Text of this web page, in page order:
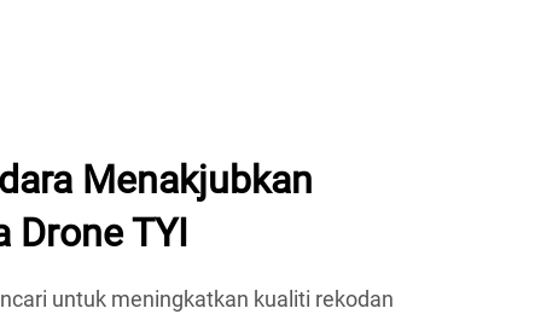
Menakjubkan
Drone TYI
untuk meningkatkan kualiti rekodan